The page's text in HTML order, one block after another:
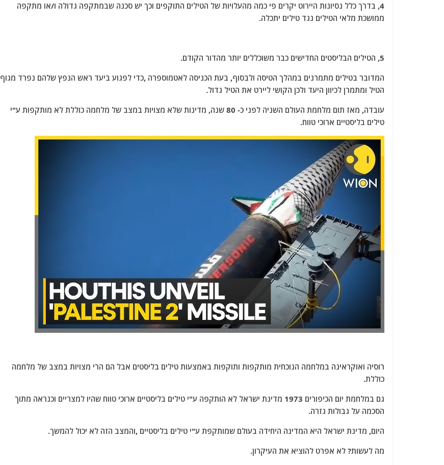
4, בדרך כלל נסיונות היירוט יקרים פי כמה מהעלויות של הטילים התוקפים וכך יש סכנה שבמתקפה גדולה ו/או מתקפה
ממושכת מלאי הטילים נגד טילים יתכלה.
5, הטילים הבליסטים החדישים כבר משוכללים יותר מהדור הקודם.
המדובר בטילים מתמרנים במהלך הטיסה ולבסוף, בעת הכניסה לאטמוספרה ,כדי לפגוע ביעד ראש הנפץ שלהם נפרד מגוף
הטיל ומתמרן לכיוון היעד ולכן הקושי ליירט את הטיל גדול.
עובדה, מאז תום מלחמת העולם השניה לפני כ- 80 שנה, מדינות שלא מצויות במצב של מלחמה כוללת לא מותקפות ע"י
טילים בליסטיים ארוכי טווח.
רוסיה ואוקראינה במלחמה הנוכחית מותקפות ותוקפות באמצעות טילים בליסטים אבל הם הרי מצויות במצב של מלחמה
כוללת.
גם במלחמת יום הכיפורים 1973 מדינת ישראל לא הותקפה ע"י טילים בליסטיים ארוכי טווח שהיו למצריים וכנראה מתוך
הסכמה על גבולות גזרה.
היום, מדינת ישראל היא המדינה היחידה בעולם שמותקפת ע"י טילים בליסטיים ,והמצב הזה לא יכול להמשך.
מה לעשות? לא אפרט להוציא את העיקרון.